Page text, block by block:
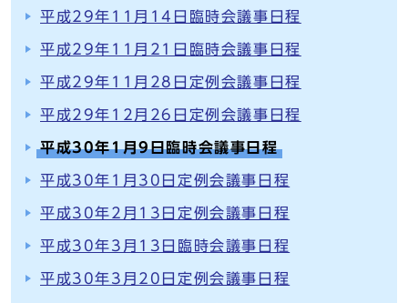
平成29年11月14日臨時会議事日程
平成29年11月21日臨時会議事日程
平成29年11月28日定例会議事日程
平成29年12月26日定例会議事日程
平成30年1月9日臨時会議事日程
平成30年1月30日定例会議事日程
平成30年2月13日定例会議事日程
平成30年3月13日臨時会議事日程
平成30年3月20日定例会議事日程